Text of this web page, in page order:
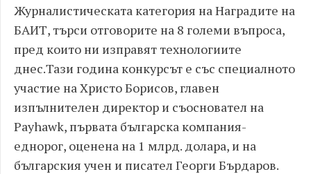
Журналистическата категория на Наградите на
БАИТ, търси отговорите на 8 големи въпроса,
пред които ни изправят технологиите
днес.Тази година конкурсът е със специалното
участие на Христо Борисов, главен
изпълнителен директор и съосновател на
Payhawk, първата българска компания-
еднорог, оценена на 1 млрд. долара, и на
българския учен и писател Георги Бърдаров.